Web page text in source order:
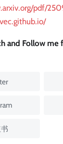
pdf/
and Follow